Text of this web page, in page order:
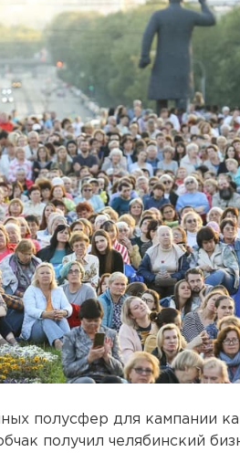
полусфер для кампании
получил челябинский